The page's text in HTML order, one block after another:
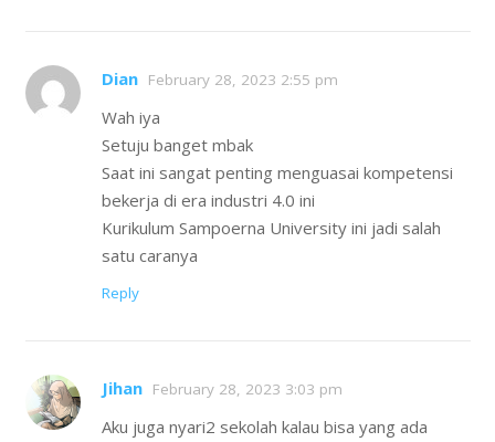
Dian February 28, 2023 2:55 pm
Wah iya
Setuju banget mbak
Saat ini sangat penting menguasai kompetensi
bekerja di era industri 4.0 ini
Kurikulum Sampoerna University ini jadi salah
satu caranya
Reply
Jihan February 28, 2023 3:03 pm
Aku juga nyari2 sekolah kalau bisa yang ada